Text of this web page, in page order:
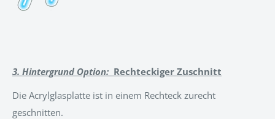
3. Hintergrund Option: Rechteckiger Zuschnitt
Die Acrylglasplatte ist in einem Rechteck zurecht
geschnitten.